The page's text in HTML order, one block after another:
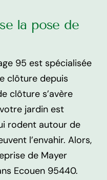
la pose de
95 est spécialisée
clôture depuis
clôture s’avère
jardin est
rodent autour de
l’envahir. Alors,
de Mayer
Ecouen 95440.